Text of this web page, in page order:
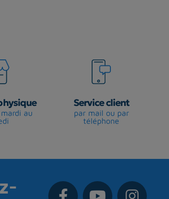
au
Service client
par mail ou par
téléphone